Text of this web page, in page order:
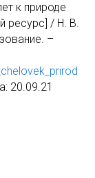
к природе
ресурс] / Н. В.
–
20.09.21